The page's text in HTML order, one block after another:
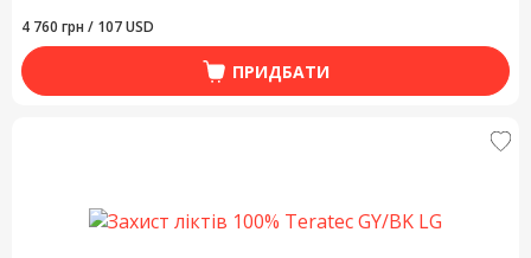
4 760 грн / 107 USD
ПРИДБАТИ